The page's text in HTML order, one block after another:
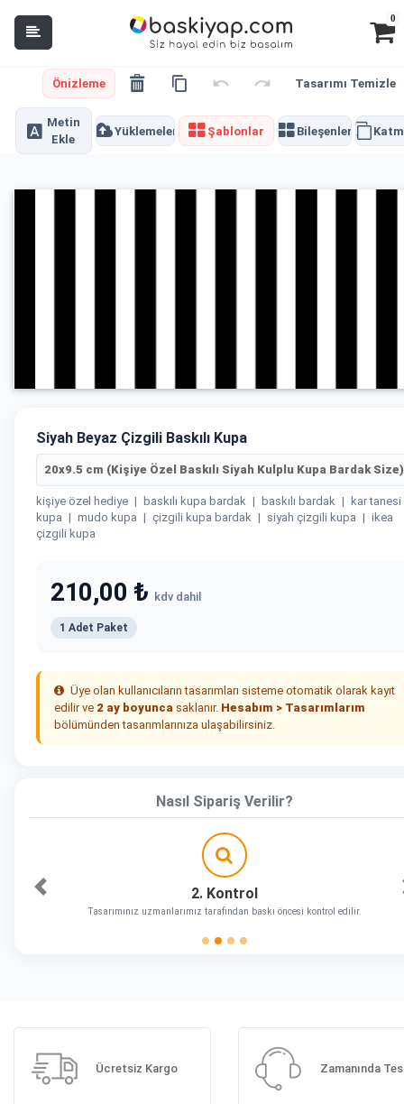
0
Önizleme Tasarımı Temizle
Metin
Ekle
Yüklemeler Şablonlar Bileşenler
Siyah Beyaz Çizgili Baskılı Kupa
20x9.5 cm (Kişiye Özel Baskılı Siyah Kulplu Kupa Bardak Size)
kişiye özel hediye | baskılı kupa bardak | baskılı bardak |
kar tanesi
kupa | mudo kupa | çizgili kupa bardak | siyah çizgili kupa | ikea
çizgili kupa
210,00 ₺ kdv dahil
1 Adet Paket
Üye olan kullanıcıların tasarımları sisteme otomatik olarak kayıt
edilir ve 2 ay boyunca saklanır. Hesabım > Tasarımlarım
bölümünden tasarımlarınıza ulaşabilirsiniz.
Nasıl Sipariş Verilir?
2. Kontrol
Tasarımınız uzmanlarımız tarafından baskı öncesi kontrol edilir.
Önceki
Ücretsiz Kargo Zamanında